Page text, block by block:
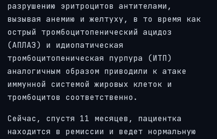
разрушению эритроцитов антителами,
вызывая анемию и желтуху, в то время как
острый тромбоцитопенический ацидоз
(АПЛАЗ) и идиопатическая
тромбоцитопеническая пурпура (ИТП)
аналогичным образом приводили к атаке
иммунной системой жировых клеток и
тромбоцитов соответственно.
Сейчас, спустя 11 месяцев, пациентка
находится в ремиссии и ведет нормальную